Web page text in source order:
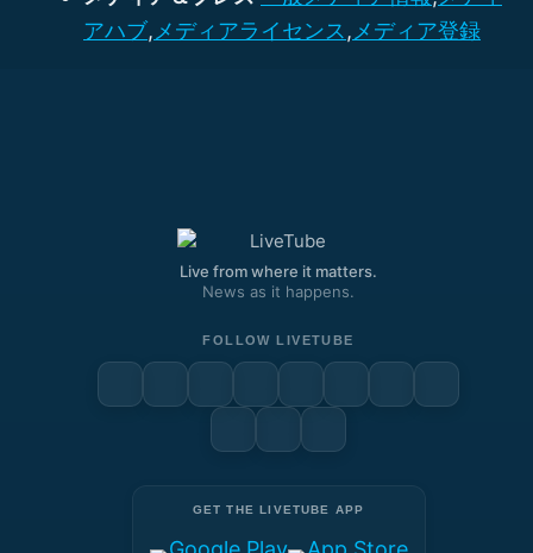
アハブ, メディアライセンス , メディア登録
Live from where it matters.
News as it happens.
FOLLOW LIVETUBE
GET THE LIVETUBE APP